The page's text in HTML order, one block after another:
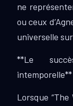
ne
ou ceux
universelle
**Le
intemporelle**
Lorsque